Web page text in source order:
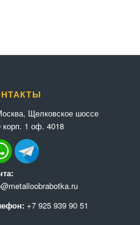
Щелковское шоссе
корп. 1 оф. 4018
+7 925 939 90 51